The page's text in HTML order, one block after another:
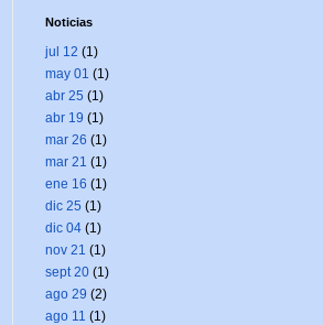
Noticias
jul 12 (1)
may 01 (1)
abr 25 (1)
abr 19 (1)
mar 26 (1)
mar 21 (1)
ene 16 (1)
dic 25 (1)
dic 04(1)
nov 21 (1)
sept 20(1)
ago 29 (2)
ago 11 (1)